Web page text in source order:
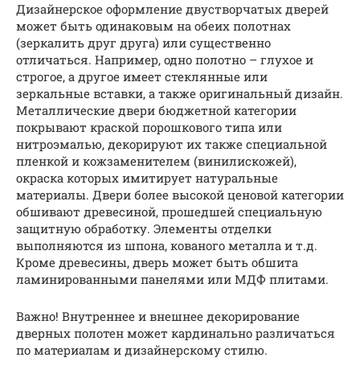
Дизайнерское оформление двустворчатых дверей
может быть одинаковым на обеих полотнах
(зеркалить друг друга) или существенно
отличаться. Например, одно полотно – глухое и
строгое, а другое имеет стеклянные или
зеркальные вставки, а также оригинальный дизайн.
Металлические двери бюджетной категории
покрывают краской порошкового типа или
нитроэмалью, декорируют их также специальной
пленкой и кожзаменителем (винилискожей),
окраска которых имитирует натуральные
материалы. Двери более высокой ценовой категории
обшивают древесиной, прошедшей специальную
защитную обработку. Элементы отделки
выполняются из шпона, кованого металла и т.д.
Кроме древесины, дверь может быть обшита
ламинированными панелями или МДФ плитами.
Важно! Внутреннее и внешнее декорирование
дверных полотен может кардинально различаться
по материалам и дизайнерскому стилю.